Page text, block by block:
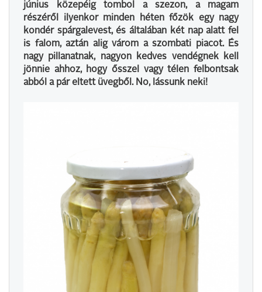
június közepéig tombol a szezon, a magam
részéről ilyenkor minden héten főzök egy nagy
kondér spárgalevest, és általában két nap alatt fel
is falom, aztán alig várom a szombati piacot. És
nagy pillanatnak, nagyon kedves vendégnek kell
jönnie ahhoz, hogy ősszel vagy télen felbontsak
abból a pár eltett üvegből. No, lássunk neki!